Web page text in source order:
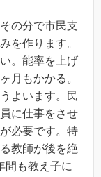
の分で市民支
を作ります。
。能率を上げ
月もかかる。
よいます。民
に仕事をさせ
必要です。特
教師が後を絶
間も教え子に